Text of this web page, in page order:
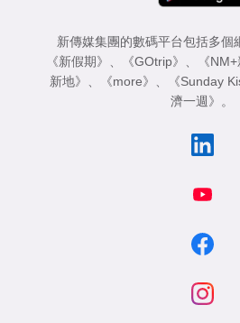
新傳媒集團的數碼平台包括多個
《新假期》
《GOtrip》 《
新地》
《more》 《Sunday
濟一週》
。